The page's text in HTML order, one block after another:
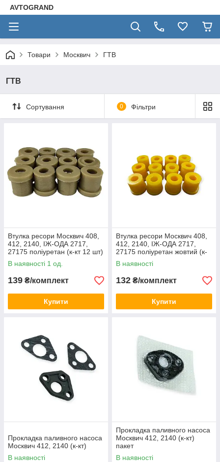
AVTOGRAND
Товари Москвич ГТВ
ГТВ
Сортування 0 Фільтри
Втулка ресори Москвич 408,
412, 2140, ІЖ-ОДА 2717,
27175 поліуретан (к-кт 12 шт)
17820
В наявності 1 од.
139 ₴/комплект
Купити
Втулка ресори Москвич 408,
412, 2140, ІЖ-ОДА 2717,
27175 поліуретан жовтий (к-
кт 12 шт) ПУ
В наявності
132 ₴/комплект
Купити
Прокладка паливного насоса
Москвич 412, 2140 (к-кт)
В наявності
Прокладка паливного насоса
Москвич 412, 2140 (к-кт)
пакет
В наявності